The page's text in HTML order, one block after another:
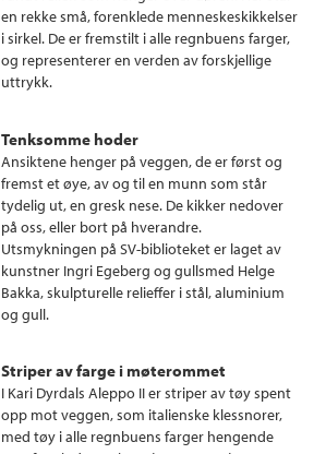
en rekke små, forenklede menneskeskikkelser
i sirkel. De er fremstilt i alle regnbuens farger,
og representerer en verden av forskjellige
uttrykk.
Tenksomme hoder
Ansiktene henger på veggen, de er først og
fremst et øye, av og til en munn som står
tydelig ut, en gresk nese. De kikker nedover
på oss, eller bort på hverandre.
Utsmykningen på SV-biblioteket er laget av
kunstner Ingri Egeberg og gullsmed Helge
Bakka, skulpturelle relieffer i stål, aluminium
og gull.
Striper av farge i møterommet
I Kari Dyrdals Aleppo II er striper av tøy spent
opp mot veggen, som italienske klessnorer,
med tøy i alle regnbuens farger hengende